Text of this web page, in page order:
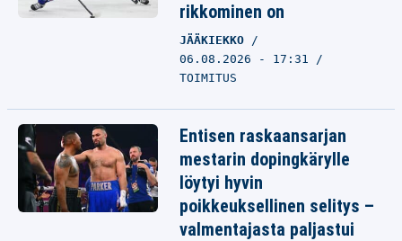
rikkominen on
JÄÄKIEKKO
06.08.2026 - 17:31
TOIMITUS
Entisen raskaansarjan
mestarin dopingkärylle
löytyi hyvin
poikkeuksellinen selitys –
valmentajasta paljastui